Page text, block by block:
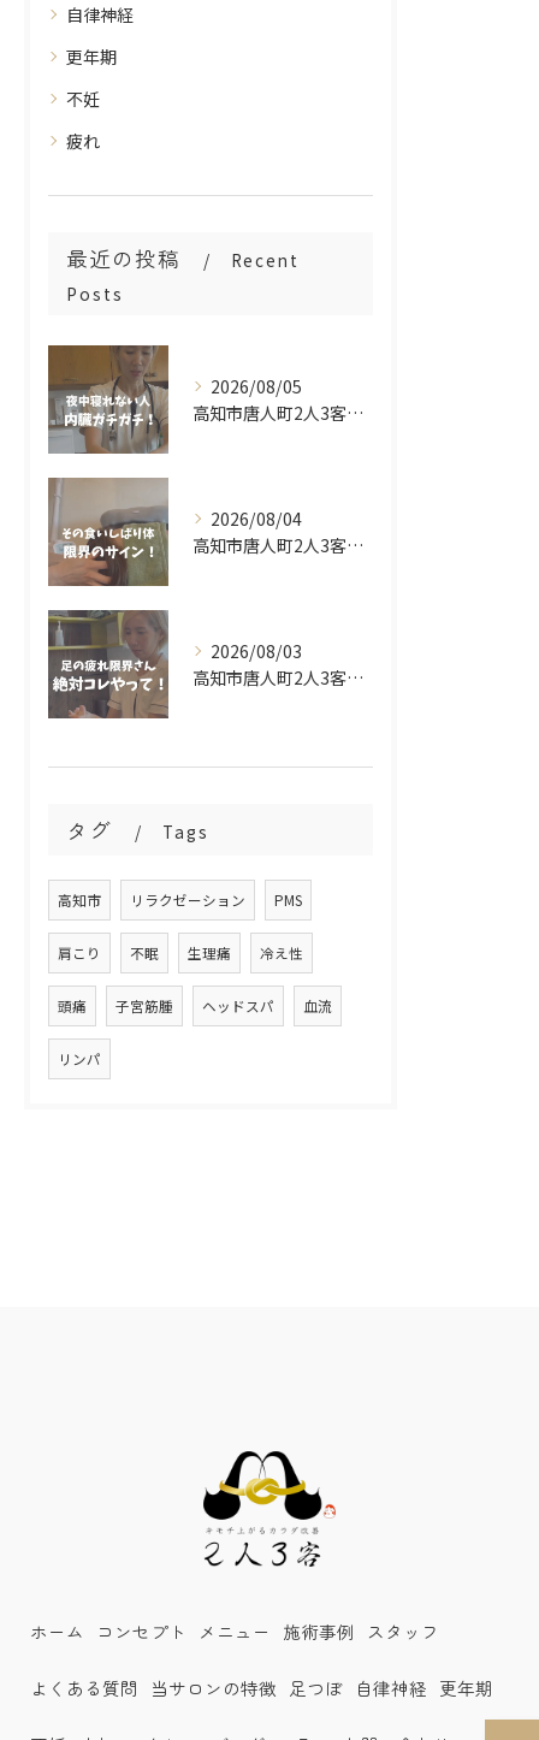
自律神経
更年期
不妊
疲れ
最近の投稿
Recent
Posts
2026/08/05
高知市唐人町2人3客です🌿
2026/08/04
高知市唐人町2人3客です🌿
2026/08/03
高知市唐人町2人3客です🌿
タグ Tags
高知市 リラクゼーション PMS
肩こり 不眠 生理痛 冷え性
頭痛 子宮筋腫 ヘッドスパ 血流
リンパ
ホーム コンセプト メニュー 施術事例 スタッフ
よくある質問 当サロンの特徴 足つぼ 自律神経 更年期